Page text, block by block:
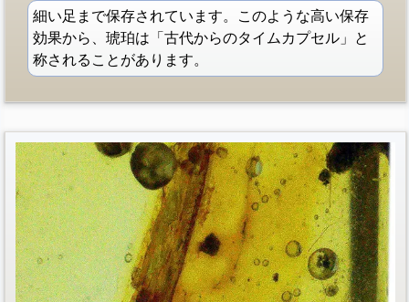
細い足まで保存されています。このような高い保存
効果から、琥珀は「古代からのタイムカプセル」と
称されることがあります。